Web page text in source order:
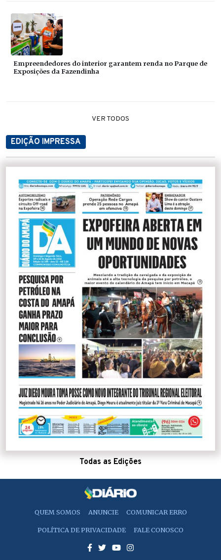
Empreendedores do interior garantem renda no Parque de
Exposições da Fazendinha
VER TODOS
EDIÇÃO IMPRESSA
Todas as Edições
QUEM SOMOS ANUNCIE COMUNICAR ERRO
POLÍTICA DE PRIVACIDADE FALE CONOSCO